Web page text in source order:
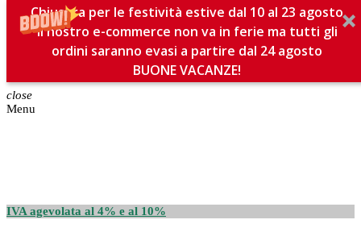
Chiusura per le festività estive dal 10 al 23 agosto
Il nostro e-commerce non va in ferie ma tutti gli
ordini saranno evasi a partire dal 24 agosto
BUONE VACANZE!
close
Menu
IVA agevolata al 4% e al 10%